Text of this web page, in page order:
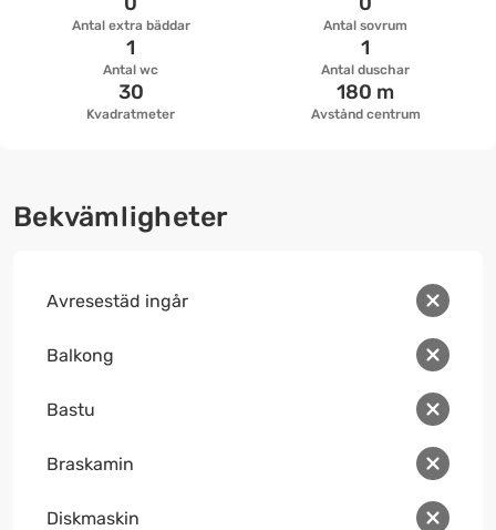
Antal extra bäddar Antal sovrum
Antal wc
1
Antal duschar
1
Kvadratmeter
30
Avstånd centrum
180 m
Bekvämligheter
Avresestäd ingår
Balkong
Bastu
Braskamin
Diskmaskin